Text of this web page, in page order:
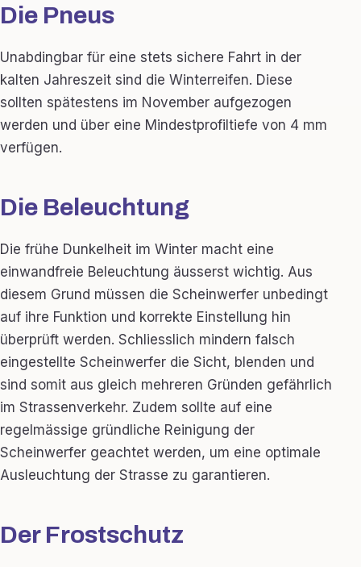
Die Pneus
Unabdingbar für eine stets sichere Fahrt in der
kalten Jahreszeit sind die Winterreifen. Diese
sollten spätestens im November aufgezogen
werden und über eine Mindestprofiltiefe von 4 mm
verfügen.
Die Beleuchtung
Die frühe Dunkelheit im Winter macht eine
einwandfreie Beleuchtung äusserst wichtig. Aus
diesem Grund müssen die Scheinwerfer unbedingt
auf ihre Funktion und korrekte Einstellung hin
überprüft werden. Schliesslich mindern falsch
eingestellte Scheinwerfer die Sicht, blenden und
sind somit aus gleich mehreren Gründen gefährlich
im Strassenverkehr. Zudem sollte auf eine
regelmässige gründliche Reinigung der
Scheinwerfer geachtet werden, um eine optimale
Ausleuchtung der Strasse zu garantieren.
Der Frostschutz